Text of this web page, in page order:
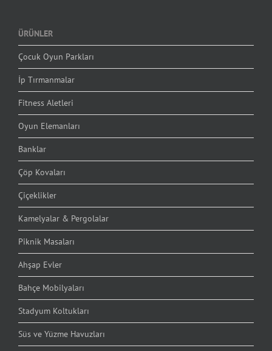
ÜRÜNLER
Çocuk Oyun Parkları
İp Tırmanmalar
Fitness Aletleri
Oyun Elemanları
Banklar
Çöp Kovaları
Çiçeklikler
Kamelyalar & Pergolalar
Piknik Masaları
Ahşap Evler
Bahçe Mobilyaları
Stadyum Koltukları
Süs ve Yüzme Havuzları